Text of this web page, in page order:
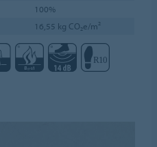
100%
16,55 kg CO₂e/m²